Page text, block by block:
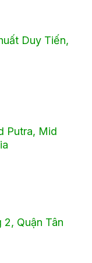
Duy Tiến,
Putra, Mid
Quận Tân